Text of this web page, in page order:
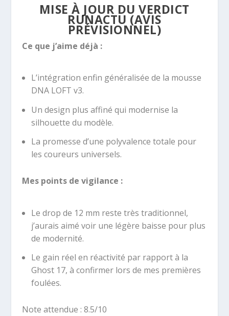
MISE À JOUR DU VERDICT
RUNACTU (AVIS
PRÉVISIONNEL)
Ce que j’aime déjà :
L’intégration enfin généralisée de la mousse
DNA LOFT v3.
Un design plus affiné qui modernise la
silhouette du modèle.
La promesse d’une polyvalence totale pour
les coureurs universels.
Mes points de vigilance :
Le drop de 12 mm reste très traditionnel,
j’aurais aimé voir une légère baisse pour plus
de modernité.
Le gain réel en réactivité par rapport à la
Ghost 17, à confirmer lors de mes premières
foulées.
Note attendue : 8.5/10